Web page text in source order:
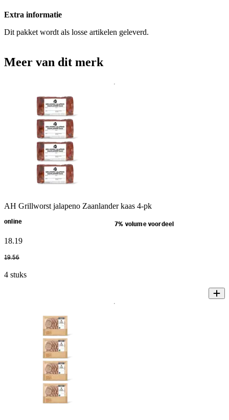
Extra informatie
Dit pakket wordt als losse artikelen geleverd.
Meer van dit merk
AH Grillworst jalapeno Zaanlander kaas 4-pk
online 7% volume voordeel
18.19
19.56
4 stuks